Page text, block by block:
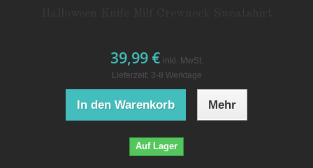
39,99 € inkl. MwSt.
Lieferzeit: 3-8 Werktage
In den Warenkorb Mehr
Auf Lager